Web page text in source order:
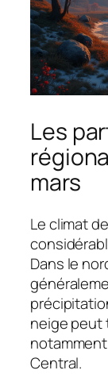
Les
mars
Le climat
Dans le
neige peut
Central.